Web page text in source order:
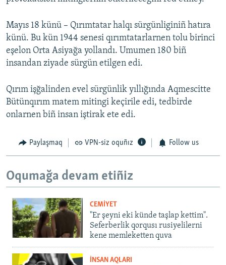
Mayıs 18 künü – Qırımtatar halqı sürgünliginiñ hatıra
künü. Bu kün 1944 senesi qırımtatarlarnen tolu birinci
eşelon Orta Asiyağa yollandı. Umumen 180 biñ
insandan ziyade sürgün etilgen edi.
Qırım işğalinden evel sürgünlik yıllığında Aqmescitte
Bütünqırım matem mitingi keçirile edi, tedbirde
onlarnen biñ insan iştirak ete edi.
Paylaşmaq VPN-siz oquñız Follow us
Oqumağa devam etiñiz
CEMİYET
"Er şeyni eki künde taşlap kettim".
Seferberlik qorqusı rusiyelilerni
kene memleketten quva
İNSAN AQLARI